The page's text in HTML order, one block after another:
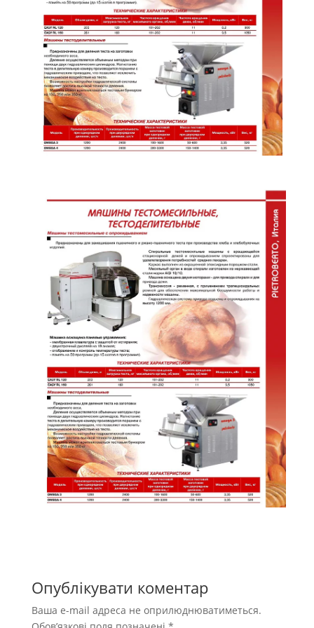
Опублікувати коментар
Ваша e-mail адреса не оприлюднюватиметься.